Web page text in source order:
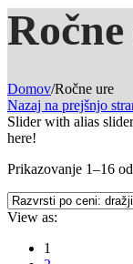
Domov/Ročne ure
Nazaj na prejšnjo
Slider with alias
here!
Prikazovanje 1–16
View as:
1